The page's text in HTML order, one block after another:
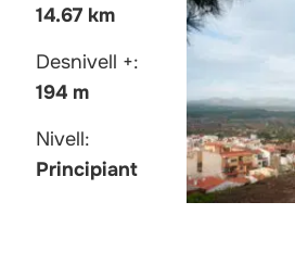
14.67 km
Desnivell +:
194 m
Nivell:
Principiant